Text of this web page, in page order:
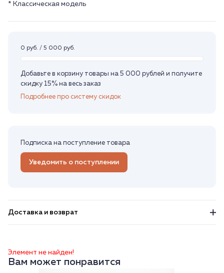
* Классическая модель
0 руб. / 5 000 руб.
Добавьте в корзину товары на 5 000 рублей и получите
скидку 15% на весь заказ
Подробнее про систему скидок
Подписка на поступление товара
Уведомить о поступлении
Доставка и возврат
Элемент не найден!
Вам может понравится